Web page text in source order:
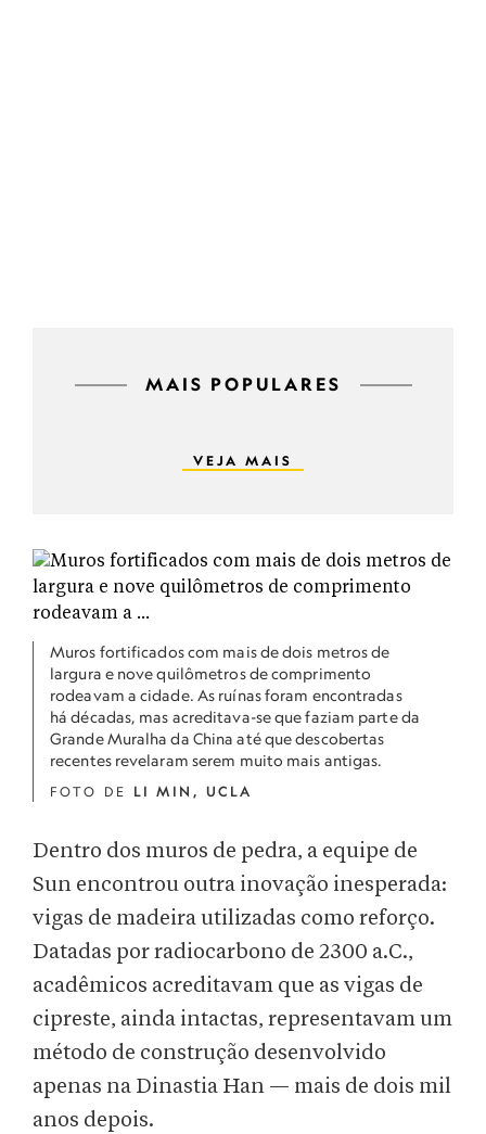
MAIS POPULARES
VEJA MAIS
Muros fortificados com mais de dois metros de
largura e nove quilômetros de comprimento
rodeavam a cidade. As ruínas foram encontradas
há décadas, mas acreditava-se que faziam parte da
Grande Muralha da China até que descobertas
recentes revelaram serem muito mais antigas.
FOTO DE LI MIN, UCLA
Dentro dos muros de pedra, a equipe de
Sun encontrou outra inovação inesperada:
vigas de madeira utilizadas como reforço.
Datadas por radiocarbono de 2300 a.C.,
acadêmicos acreditavam que as vigas de
cipreste, ainda intactas, representavam um
método de construção desenvolvido
apenas na Dinastia Han — mais de dois mil
anos depois.